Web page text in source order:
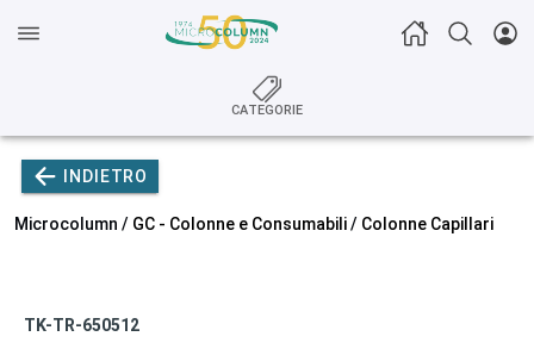
CATEGORIE
INDIETRO
Microcolumn / GC - Colonne e Consumabili/ Colonne Capillari
TK-TR-650512